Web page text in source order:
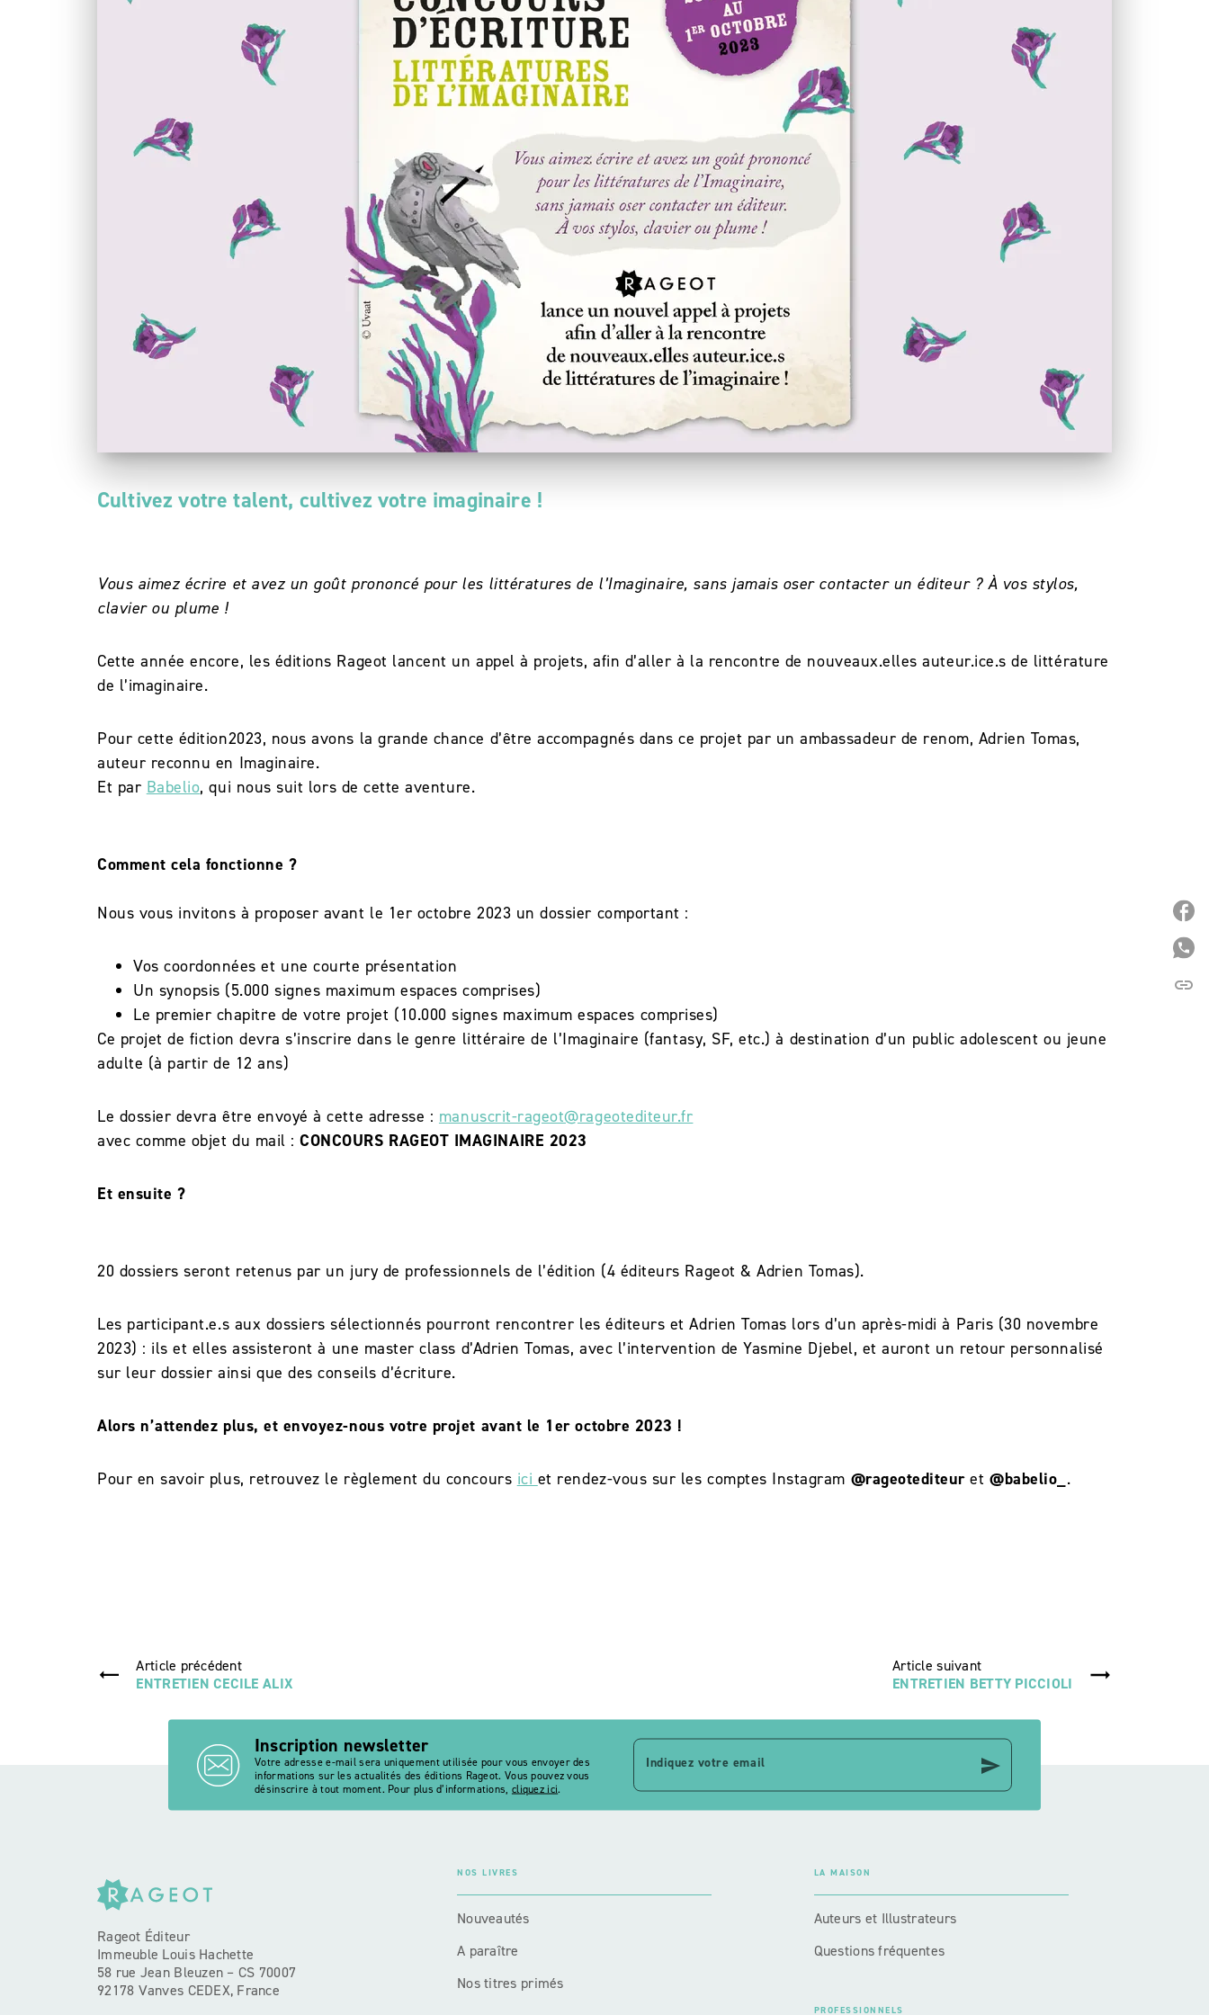
Cultivez votre talent, cultivez votre imaginaire !
Vous aimez écrire et avez un goût prononcé pour les littératures de l’Imaginaire, sans jamais oser contacter un éditeur ? À vos stylos,
clavier ou plume !
Cette année encore, les éditions Rageot lancent un appel à projets, afin d’aller à la rencontre de nouveaux.elles auteur.ice.s de littérature
de l’imaginaire.
Pour cette édition2023, nous avons la grande chance d’être accompagnés dans ce projet par un ambassadeur de renom, Adrien Tomas,
auteur reconnu en Imaginaire.
Et par Babelio, qui nous suit lors de cette aventure.
Comment cela fonctionne ?
Nous vous invitons à proposer avant le 1er octobre 2023 un dossier comportant :
Vos coordonnées et une courte présentation
Un synopsis (5.000 signes maximum espaces comprises)
Le premier chapitre de votre projet (10.000 signes maximum espaces comprises)
Ce projet de fiction devra s’inscrire dans le genre littéraire de l’Imaginaire (fantasy, SF, etc.) à destination d’un public adolescent ou jeune
adulte (à partir de 12 ans)
Le dossier devra être envoyé à cette adresse : manuscrit-rageot@rageotediteur.fr
avec comme objet du mail :CONCOURS RAGEOT IMAGINAIRE 2023
Et ensuite ?
20 dossiers seront retenus par un jury de professionnels de l’édition (4 éditeurs Rageot & Adrien Tomas).
Les participant.e.s aux dossiers sélectionnés pourront rencontrer les éditeurs et Adrien Tomas lors d’un après-midi à Paris (30 novembre
2023) : ils et elles assisteront à une master class d’Adrien Tomas, avec l’intervention de Yasmine Djebel, et auront un retour personnalisé
sur leur dossier ainsi que des conseils d’écriture.
Alors n’attendez plus, et envoyez-nous votre projet avant le 1er octobre 2023 !
Pour en savoir plus, retrouvez le règlement du concours ici et rendez-vous sur les comptes Instagram @rageotediteuret@babelio_ .
link
Article précédent
ENTRETIEN CECILE ALIX
Article suivant
ENTRETIEN BETTY PICCIOLI
Inscription newsletter
Votre adresse e-mail sera uniquement utilisée pour vous envoyer des
informations sur les actualités des éditions Rageot. Vous pouvez vous
désinscrire à tout moment. Pour plus d’informations, cliquez ici.
Indiquez votre email send
Rageot Éditeur
Immeuble Louis Hachette
58 rue Jean Bleuzen – CS 70007
92178 Vanves CEDEX, France
NOS LIVRES
Nouveautés
A paraître
Nos titres primés
LA MAISON
Auteurs et Illustrateurs
Questions fréquentes
PROFESSIONNELS